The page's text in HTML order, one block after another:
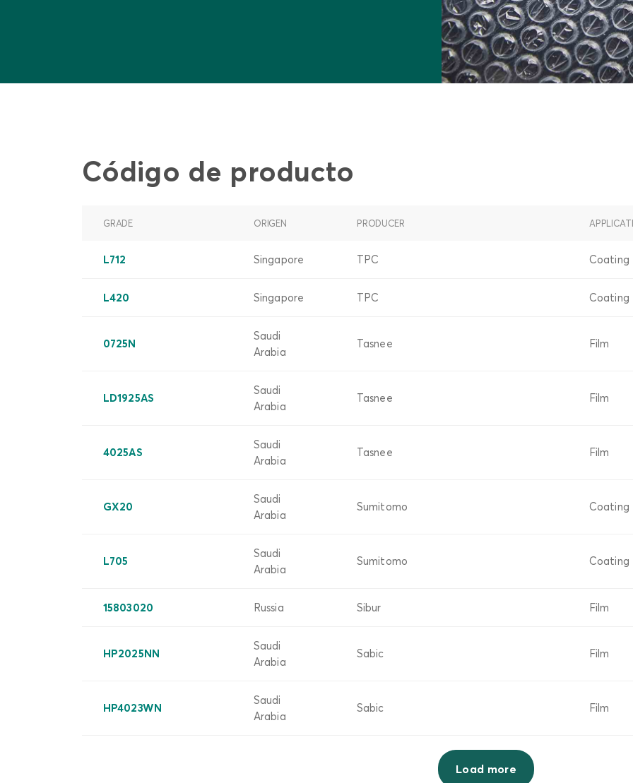
Código de producto
GRADE ORIGEN PRODUCER
L712 Singapore TPC Coating
L420 Singapore TPC Coating
0725N
Saudi
Arabia
Tasnee Film
LD1925AS
Saudi
Arabia
Tasnee Film
4025AS
Saudi
Arabia
Tasnee Film
GX20
Saudi
Arabia
Sumitomo Coating
L705
Saudi
Arabia
Sumitomo Coating
15803020 Russia Sibur Film
HP2025NN
Saudi
Arabia
Sabic Film
HP4023WN
Saudi
Arabia
Sabic Film
Load more